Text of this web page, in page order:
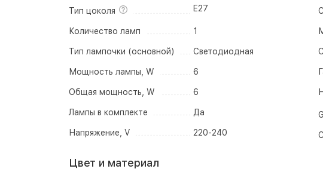
Тип цоколя E27
Количество ламп 1
Тип лампочки (основной) Светодиодная
Мощность лампы, W 6
Общая мощность, W 6
Лампы в комплекте Да
Напряжение, V 220-240
Цвет и материал